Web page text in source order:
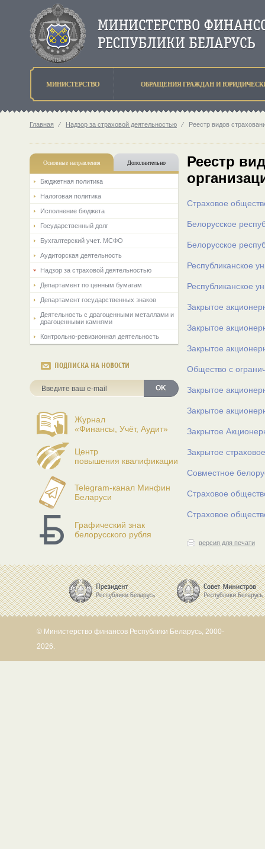
МИНИСТЕРСТВО ОБРАЩЕНИЯ ГРАЖДАН И
Главная ⁄ Надзор за страховой деятельностью ⁄ Реестр видов
Основные направления Дополнительно
Бюджетная политика
Налоговая политика
Исполнение бюджета
Государственный долг
Бухгалтерский учет. МСФО
Аудиторская деятельность
Надзор за страховой деятельностью
Департамент по ценным бумагам
Департамент государственных знаков
Деятельность с драгоценными металлами и
драгоценными камнями
Контрольно-ревизионная деятельность
ПОДПИСКА НА НОВОСТИ
OK
Журнал
«Финансы, Учёт, Аудит»
Центр
повышения квалификации
Telegram-канал Минфин
Беларуси
Графический знак
белорусского рубля
Реестр
Страховое
Белорусское
Белорусское
Республиканское
Республиканское
Закрытое
Закрытое
Закрытое
Общество с
Закрытое
Закрытое
Закрытое
Закрытое
Совместное
Страховое
Страховое
версия для печати
© Министерство финансов Республики Беларусь, 2000-
2026.